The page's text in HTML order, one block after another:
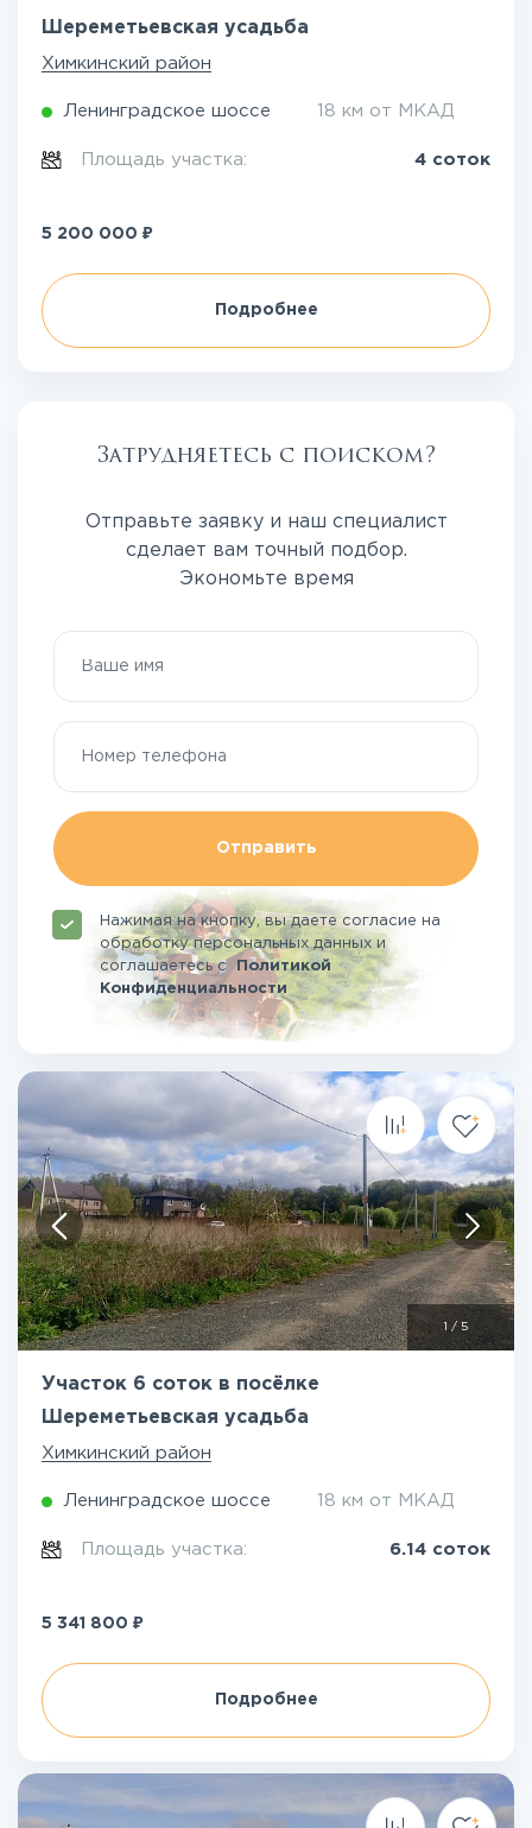
Шереметьевская усадьба
Химкинский район
Ленинградское шоссе 18 км от МКАД
Площадь участка: 4 соток
5 200 000 ₽
Подробнее
Затрудняетесь с поиском?
Отправьте заявку и наш специалист
сделает вам точный подбор.
Экономьте время
Отправить
Нажимая на кнопку, вы даете согласие на
обработку персональных данных и
соглашаетесьсПолитикой
Конфиденциальности
/ 5
Участок 6 соток в посёлке
Шереметьевская усадьба
Химкинский район
Ленинградское шоссе 18 км от МКАД
Площадь участка: 6.14 соток
5 341 800 ₽
Подробнее